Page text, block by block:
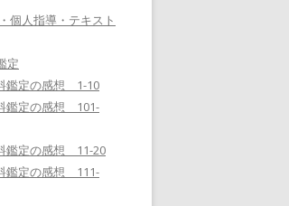
個人指導・テキスト
定
鑑定の感想 1-10
鑑定の感想 101-
鑑定の感想 11-20
鑑定の感想 111-